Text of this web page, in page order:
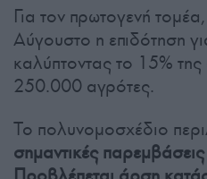
Για τον πρωτογενή
Αύγουστο η επιδότηση
καλύπτοντας το 15% της
250.000 αγρότες.
Το πολυνομοσχέδιο
σημαντικές παρεμβάσεις